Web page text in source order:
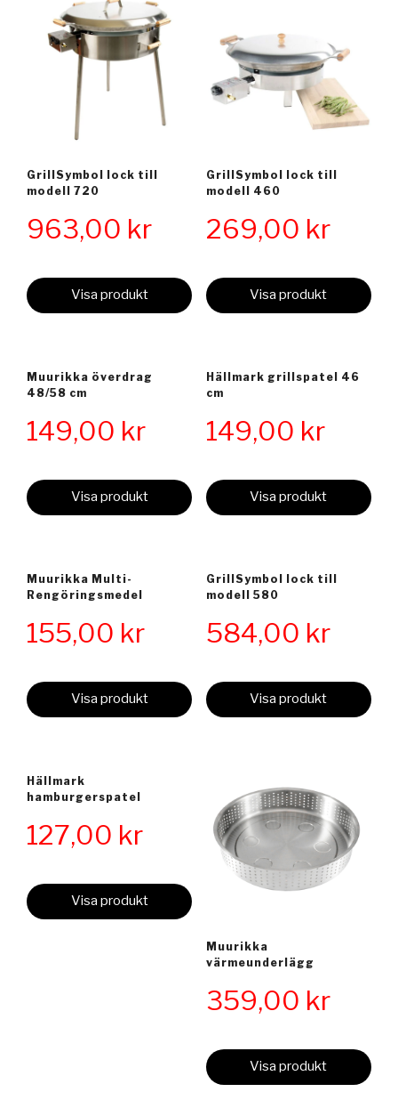
GrillSymbol lock till
modell 720
963,00 kr
Visa produkt
GrillSymbol lock till
modell 460
269,00 kr
Visa produkt
Muurikka överdrag
48/58 cm
149,00 kr
Visa produkt
Hällmark grillspatel 46
cm
149,00 kr
Visa produkt
Muurikka Multi-
Rengöringsmedel
155,00 kr
Visa produkt
GrillSymbol lock till
modell 580
584,00 kr
Visa produkt
Hällmark
hamburgerspatel
127,00 kr
Visa produkt
Muurikka
värmeunderlägg
359,00 kr
Visa produkt